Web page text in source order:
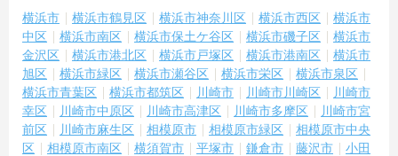
横浜市 横浜市鶴見区 横浜市神奈川区 横浜市西区
横浜市
中区
横浜市南区 横浜市保土ケ谷区 横浜市磯子区
横浜市
金沢区
横浜市港北区 横浜市戸塚区 横浜市港南区
横浜市
旭区
横浜市緑区 横浜市瀬谷区 横浜市栄区
横浜市泉区
横浜市青葉区
横浜市都筑区 川崎市 川崎市川崎区
川崎市
幸区
川崎市中原区 川崎市高津区 川崎市多摩区
川崎市宮
前区
川崎市麻生区 相模原市 相模原市緑区
相模原市中央
区
相模原市南区 横須賀市 平塚市 鎌倉市 藤沢市
小田